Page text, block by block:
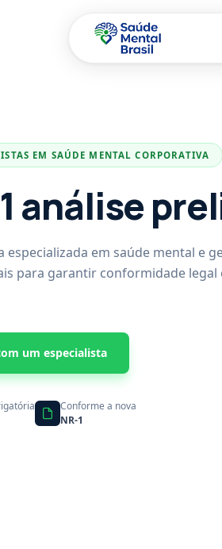
EM SAÚDE MENTAL CORPORATIVA
análise
especializada em saúde mental e
para garantir conformidade legal
um especialista
Conforme a nova
NR-1